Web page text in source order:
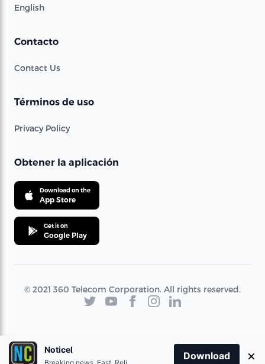
English
Contacto
Contact Us
Términos de uso
Privacy Policy
Obtener la aplicación
Download on the
App Store
Get it on
Google Play
© 2021 360 Telecom Corporation. All rights reserved.
Noticel
Download ×